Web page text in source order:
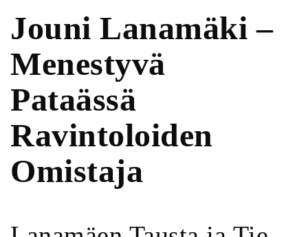
Jouni Lanamäki –
Menestyvä
Pataässä
Ravintoloiden
Omistaja